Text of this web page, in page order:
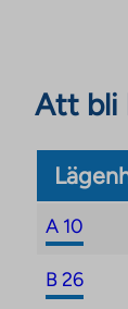
Att bli
A 10
B 26